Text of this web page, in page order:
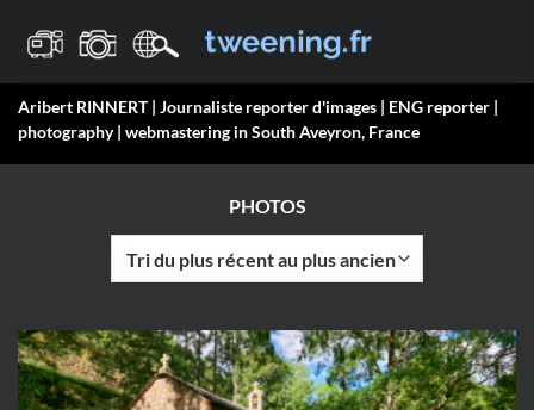
Aribert RINNERT | Journaliste reporter d'images | ENG reporter |
photography | webmastering in South Aveyron, France
PHOTOS